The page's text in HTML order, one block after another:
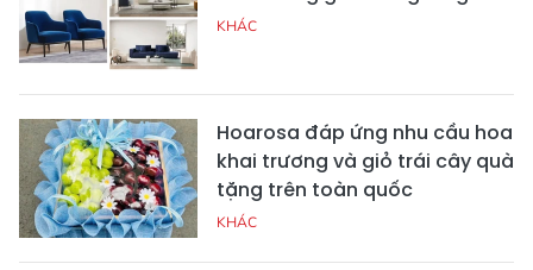
KHÁC
Hoarosa đáp ứng nhu cầu hoa
khai trương và giỏ trái cây quà
tặng trên toàn quốc
KHÁC